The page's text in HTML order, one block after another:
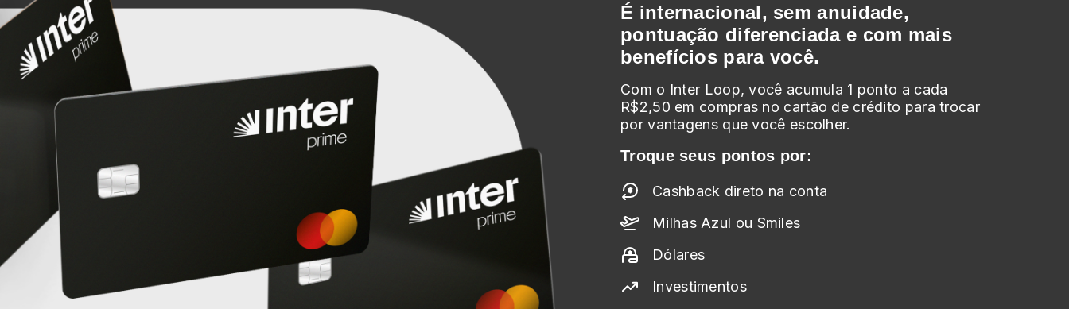
É internacional, sem anuidade,
pontuação diferenciada e com mais
benefícios para você.
Com o Inter Loop, você acumula 1 ponto a cada
R$2,50 em compras no cartão de crédito para trocar
por vantagens que você escolher.
Troque seus pontos por:
Cashback direto na conta
Milhas Azul ou Smiles
Dólares
Investimentos